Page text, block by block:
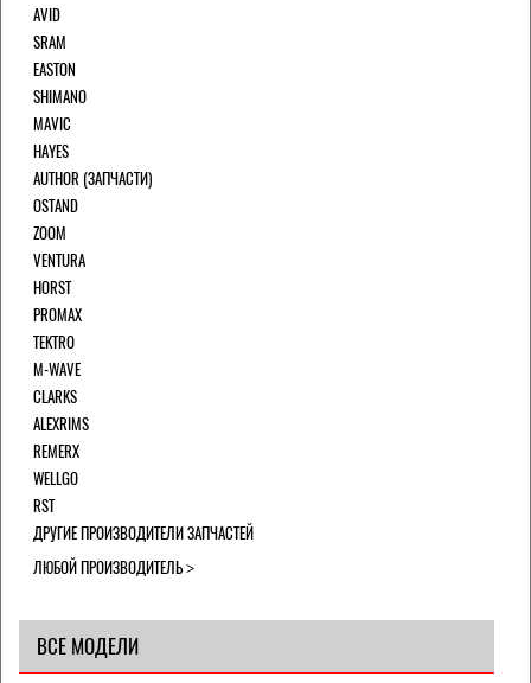
AVID
SRAM
EASTON
SHIMANO
MAVIC
HAYES
AUTHOR (ЗАПЧАСТИ)
OSTAND
ZOOM
VENTURA
HORST
PROMAX
TEKTRO
M-WAVE
CLARKS
ALEXRIMS
REMERX
WELLGO
RST
ДРУГИЕ ПРОИЗВОДИТЕЛИ ЗАПЧАСТЕЙ
ЛЮБОЙ ПРОИЗВОДИТЕЛЬ
ВСЕ МОДЕЛИ